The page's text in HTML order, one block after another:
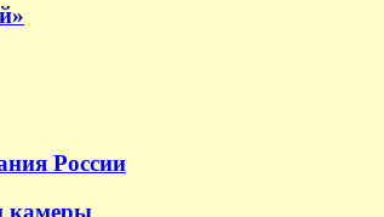
России